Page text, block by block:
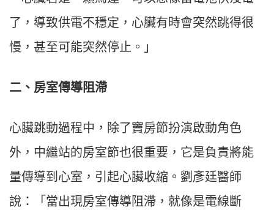
了，導致供電不穩定，心臟有時會突然跳得很
慢，甚至可能突然停止。」
二、房室傳導阻滯
心臟跳動過程中，除了竇房節扮演啟動角色
外，中繼站的房室節也很重要，它是負責將能
量傳導到心室，引起心臟收縮。劉彥廷醫師
說：「當出現房室傳導阻滯，就像是電線斷